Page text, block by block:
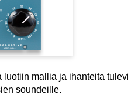
luotiin mallia ja ihanteita
soundeille.